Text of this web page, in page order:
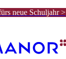
neue Schuljahr >